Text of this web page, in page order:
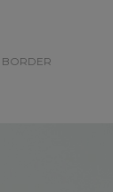
BORDER